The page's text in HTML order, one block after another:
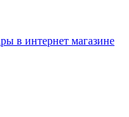
в интернет магазине